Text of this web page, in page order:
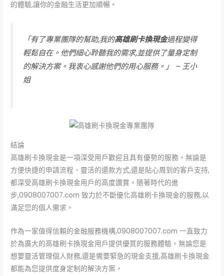
的體驗,讓你的金融生活更加順暢。
「有了專業團隊的幫助,我的高雄刷卡換現金過程變得
輕鬆自在。他們細心聆聽我的需求,並提供了量身定制
的解決方案。我衷心感謝他們的用心服務。」 – 王小
姐
結論
高雄刷卡換現金是一項深受用戶歡迎且具有優勢的服務。無論是
方便快捷的申請流程、靈活的還款方式,還是貼心周到的客戶支持,
都深受高雄刷卡換現金用戶的高度讚賞。隨著時代的進
步,0908007007.com 致力於不斷優化高雄刷卡換現金的服務,以
滿足您的個人需求。
作為一家值得信賴的金融服務機構,0908007007.com 一直致力
於為廣大的高雄刷卡換現金用戶提供優質的服務體驗。無論您是
想要靈活管理個人財務,還是需要緊急的現金支援,高雄刷卡換現金
都能為您提供度身定制的解決方案。